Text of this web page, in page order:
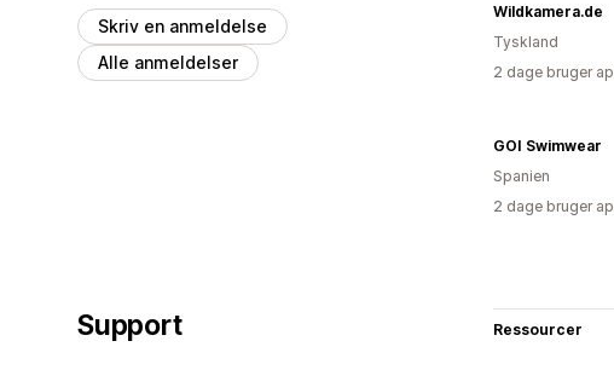
Skriv en anmeldelse
Alle anmeldelser
Wildkamera.de
Tyskland
2 dage bruger
GOI Swimwear
Spanien
2 dage bruger
Support Ressourcer